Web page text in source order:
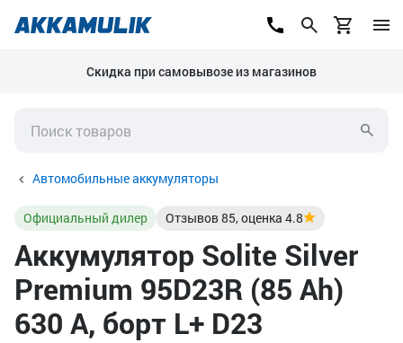
Скидка при самовывозе из магазинов
Автомобильные аккумуляторы
Официальный дилер Отзывов85, оценка 4.8
Аккумулятор Solite Silver
Premium 95D23R (85 Ah)
630 A, борт L+ D23